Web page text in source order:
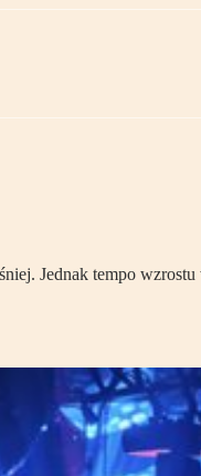
Jednak tempo